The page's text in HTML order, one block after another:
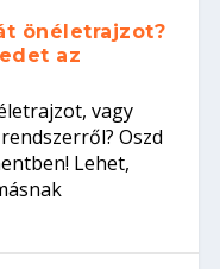
önéletrajzot?
az
vagy
Oszd
Lehet,